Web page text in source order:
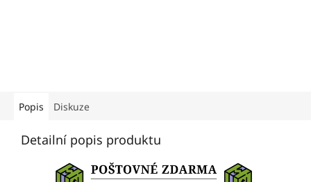
Popis Diskuze
Detailní popis produktu